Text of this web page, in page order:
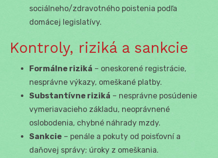
sociálneho/zdravotného poistenia podľa
domácej legislatívy.
Kontroly, riziká a sankcie
Formálne riziká – oneskorené registrácie,
nesprávne výkazy, omeškané platby.
Substantívne riziká – nesprávne posúdenie
vymeriavacieho základu, neoprávnené
oslobodenia, chybné náhrady mzdy.
Sankcie – penále a pokuty od poisťovní a
daňovej správy; úroky z omeškania.